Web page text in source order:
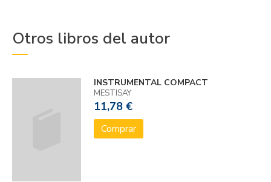
Otros libros del autor
INSTRUMENTAL COMPACT
MESTISAY
11,78 €
Comprar